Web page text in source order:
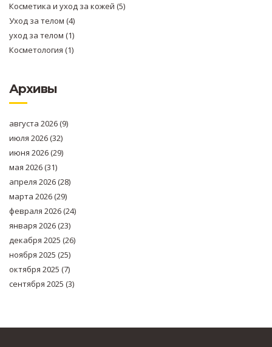
Косметика и уход за кожей (5)
Уход за телом (4)
уход за телом (1)
Косметология (1)
Архивы
августа 2026(9)
июля 2026(32)
июня 2026(29)
мая 2026(31)
апреля 2026(28)
марта 2026(29)
февраля 2026(24)
января 2026(23)
декабря 2025 (26)
ноября 2025 (25)
октября 2025 (7)
сентября 2025 (3)